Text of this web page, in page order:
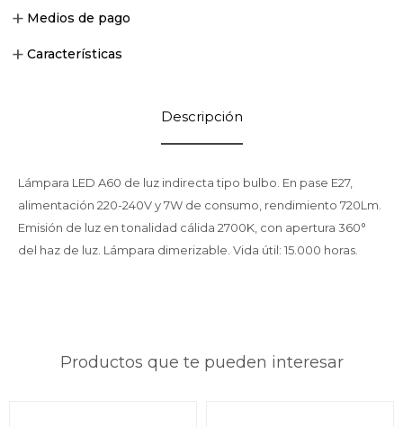
Medios de pago
Características
Descripción
Lámpara LED A60 de luz indirecta tipo bulbo. En pase E27,
alimentación 220-240V y 7W de consumo, rendimiento 720Lm.
Emisión de luz en tonalidad cálida 2700K, con apertura 360°
del haz de luz. Lámpara dimerizable. Vida útil: 15.000 horas.
Productos que te pueden interesar